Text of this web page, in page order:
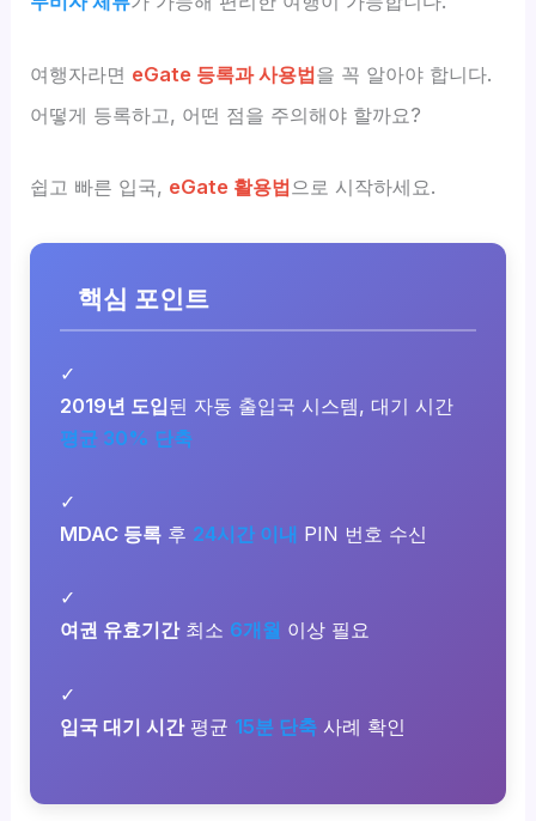
여행자라면 eGate 등록과 사용법을 꼭 알아야 합니다.
어떻게 등록하고, 어떤 점을 주의해야 할까요?
쉽고 빠른 입국, eGate 활용법으로 시작하세요.
핵심 포인트
✓
2019년 도입된 자동 출입국 시스템, 대기 시간
평균 30% 단축
✓
MDAC 등록 후 24시간 이내 PIN 번호 수신
✓
여권 유효기간최소 6개월 이상 필요
✓
입국 대기 시간평균 15분 단축 사례 확인